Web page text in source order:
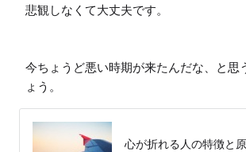
悲観しなくて大丈夫です。
今ちょうど悪い時期が来たんだな、と思
ょう。
心が折れる人の特徴と